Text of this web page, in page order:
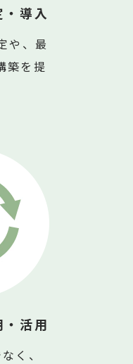
導入
や、最
築を提
活用
く、